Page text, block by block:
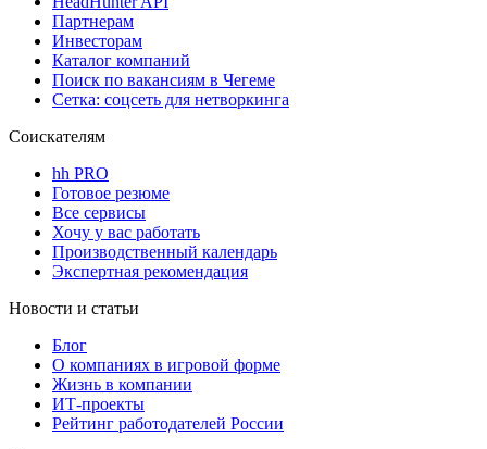
Партнерам
Инвесторам
Каталог компаний
Поиск по вакансиям в Чегеме
Сетка: соцсеть для нетворкинга
Соискателям
hh PRO
Готовое резюме
Все сервисы
Хочу у вас работать
Производственный календарь
Экспертная рекомендация
Новости и статьи
Блог
О компаниях в игровой форме
Жизнь в компании
ИТ-проекты
Рейтинг работодателей России